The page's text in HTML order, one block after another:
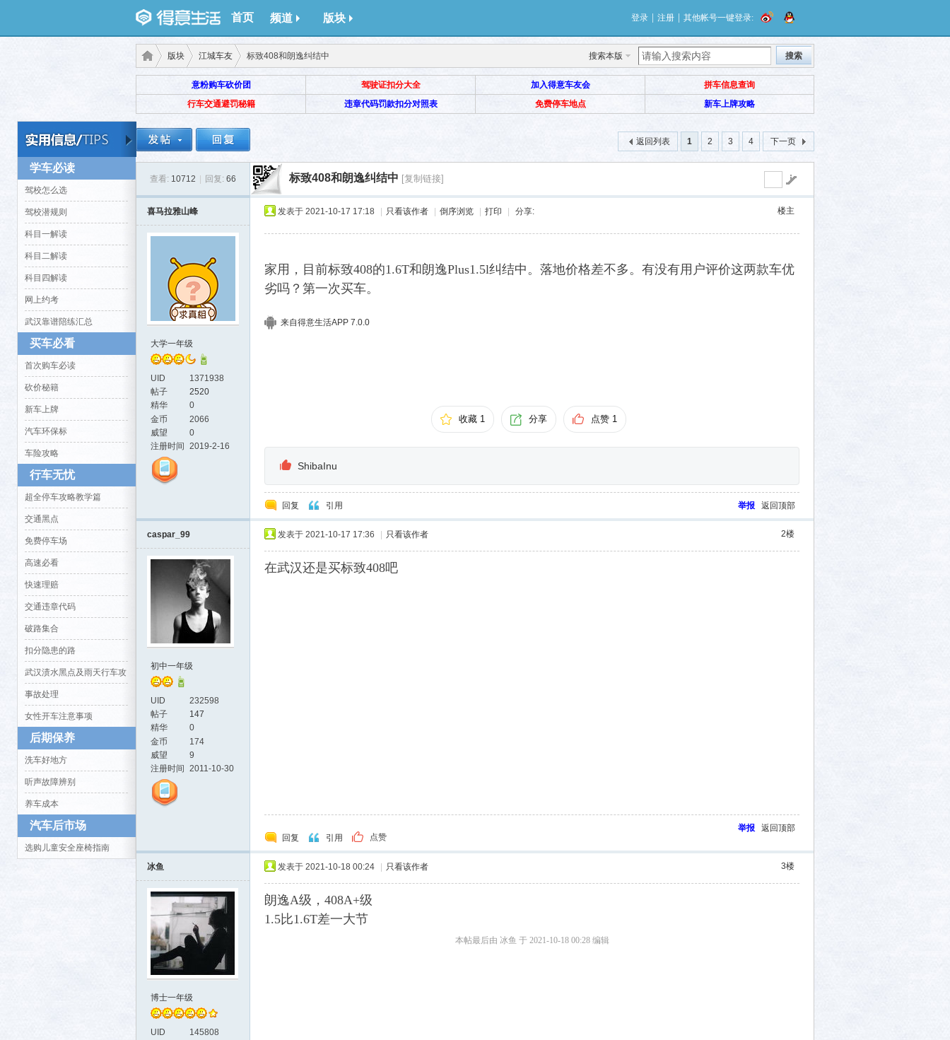
首页 频道 版块 登录 注册 其他帐号一键登录:
搜索本版 搜索
得意
武汉
生活
›
版块
›
江城车友
›
标致408和朗逸纠结中
意粉购车砍价团 驾驶证扣分大全 加入得意车友会
拼车信息查询
行车交通避罚秘籍
违章代码罚款扣分对照表 免费停车地点 新车上牌攻略
学车必读
驾校怎么选
驾校潜规则
科目一解读
科目二解读
科目四解读
网上约考
武汉靠谱陪练汇总
买车必看
首次购车必读
砍价秘籍
新车上牌
汽车环保标
车险攻略
行车无忧
超全停车攻略教学篇
交通黑点
免费停车场
高速必看
快速理赔
交通违章代码
破路集合
扣分隐患的路
武汉渍水黑点及雨天行车攻
略
事故处理
女性开车注意事项
后期保养
洗车好地方
听声故障辨别
养车成本
汽车后市场
选购儿童安全座椅指南
1 2 3 4 下一页
返回列表
查看: 10712 回复: 66 标致408和朗逸纠结中 [复制链接]
喜马拉雅山峰
大学一年级
UID
1371938
帖子
2520
精华
0
金币
2066
威望
0
注册时间
2019-2-16
楼主
发表于 2021-10-17 17:18 只看该作者 倒序浏览 打印 分享:
家用，目前标致408的1.6T和朗逸Plus1.5l纠结中。落地价格差不多。有没有用户评价这两款车优
劣吗？第一次买车。
来自得意生活APP 7.0.0
收藏 1 分享 点赞 1
ShibaInu
回复 引用 举报 返回顶部
caspar_99
初中一年级
UID
232598
帖子
147
精华
0
金币
174
威望
9
注册时间
2011-10-30
2楼
发表于 2021-10-17 17:36 只看该作者
在武汉还是买标致408吧
回复 引用 点赞
举报 返回顶部
冰鱼
博士一年级
UID
145808
3楼
发表于 2021-10-18 00:24 只看该作者
朗逸A级，408A+级
1.5比1.6T差一大节
本帖最后由 冰鱼 于 2021-10-18 00:28 编辑